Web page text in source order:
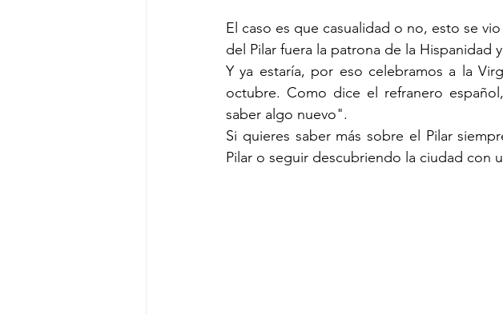
El caso es que casualidad o no, esto se
del Pilar fuera la patrona de la Hispanidad
Y ya estaría, por eso celebramos a la
octubre. Como dice el refranero
saber algo nuevo".
Si quieres saber más sobre el Pilar
Pilar o seguir descubriendo la ciudad con